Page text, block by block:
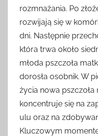
rozmnażania. Po
rozwijają się w
dni. Następnie
która trwa około
młoda pszczoła
dorosła osobnik. W
życia nowa pszczoła
koncentruje się na
ulu oraz na
Kluczowym